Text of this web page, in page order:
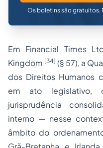
Os boletins são gratuitos.
Em Financial Times
Kingdom [34] (§ 57), a
dos Direitos Humanos
em ato legislativo,
jurisprudência
interno — nesse
âmbito do